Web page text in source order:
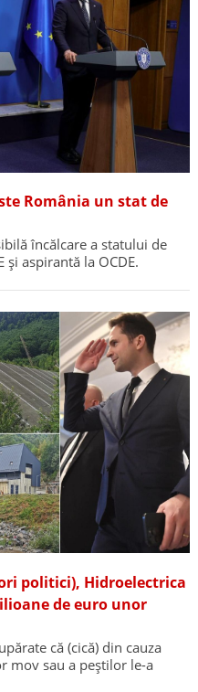
România un stat de
încălcare a statului de
aspirantă la OCDE.
politici), Hidroelectrica
de euro unor
că (cică) din cauza
mov sau a peștilor le-a